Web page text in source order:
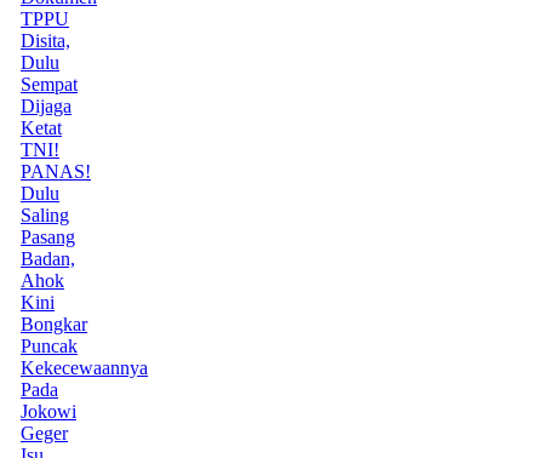
TPPU
Disita,
Dulu
Sempat
Dijaga
Ketat
TNI!
PANAS!
Dulu
Saling
Pasang
Badan,
Ahok
Kini
Bongkar
Puncak
Kekecewaannya
Pada
Jokowi
Geger